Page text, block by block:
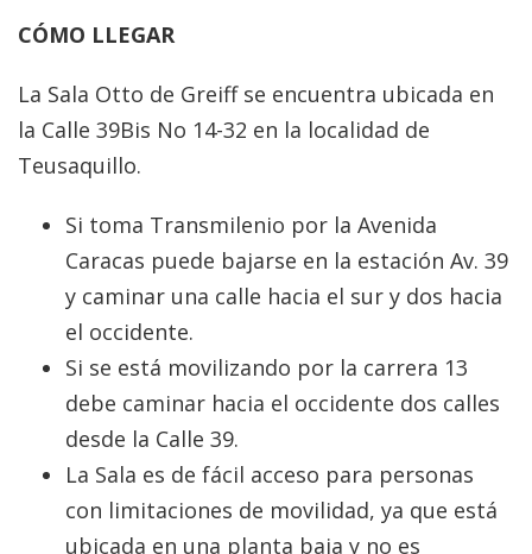
CÓMO LLEGAR
La Sala Otto de Greiff se encuentra ubicada en
la Calle 39Bis No 14-32 en la localidad de
Teusaquillo.
Si toma Transmilenio por la Avenida
Caracas puede bajarse en la estación Av. 39
y caminar una calle hacia el sur y dos hacia
el occidente.
Si se está movilizando por la carrera 13
debe caminar hacia el occidente dos calles
desde la Calle 39.
La Sala es de fácil acceso para personas
con limitaciones de movilidad, ya que está
ubicada en una planta baja y no es